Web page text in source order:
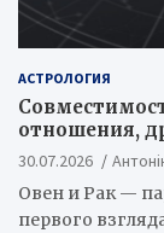
АСТРОЛОГИЯ
отношения,
30.07.2026
Овен и Рак —
первого